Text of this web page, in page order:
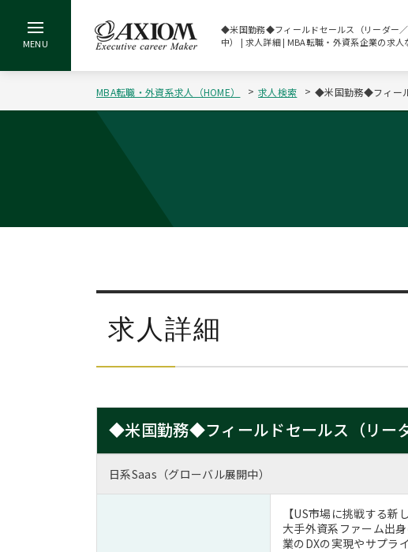
◆米国勤務◆フィールドセールス（リーダー
中） | 求人詳細 | MBA転職・外資系企業の求人
MBA転職・外資系求人（HOME） 求人検索 ◆米国勤務◆フィー
求人詳細
◆米国勤務◆フィールドセールス（リー
日系Saas（グローバル展開中）
【US市場に挑戦する新
大手外資系ファーム出
業のDXの実現やサプラ